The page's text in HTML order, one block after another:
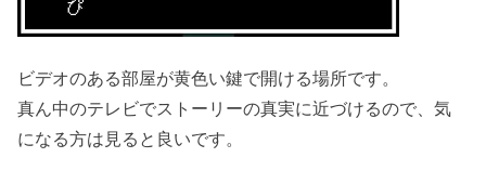
ビデオのある部屋が黄色い鍵で開ける場所です。
真ん中のテレビでストーリーの真実に近づけるので、気
になる方は見ると良いです。